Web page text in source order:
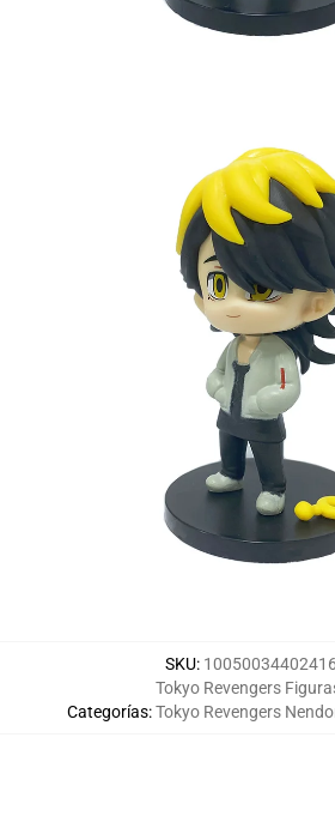
SKU:
Categorías:
Tokyo Revengers
Tokyo Revengers